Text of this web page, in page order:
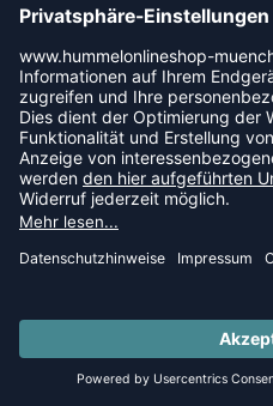
LAST PIECES:
Paypal
Vorkasse
Sofortüberweisung
NEWSLETTER